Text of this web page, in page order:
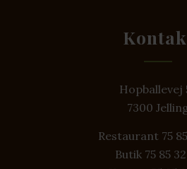
Hopballevej
7300
Restaurant 75
Butik 75 85